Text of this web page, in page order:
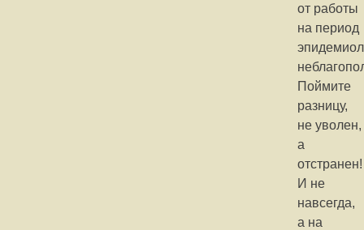
от работы
на период
Поймите
разницу,
не уволен,
а
отстранен!
И не
навсегда,
а на